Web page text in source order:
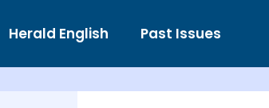
Herald English Past Issues